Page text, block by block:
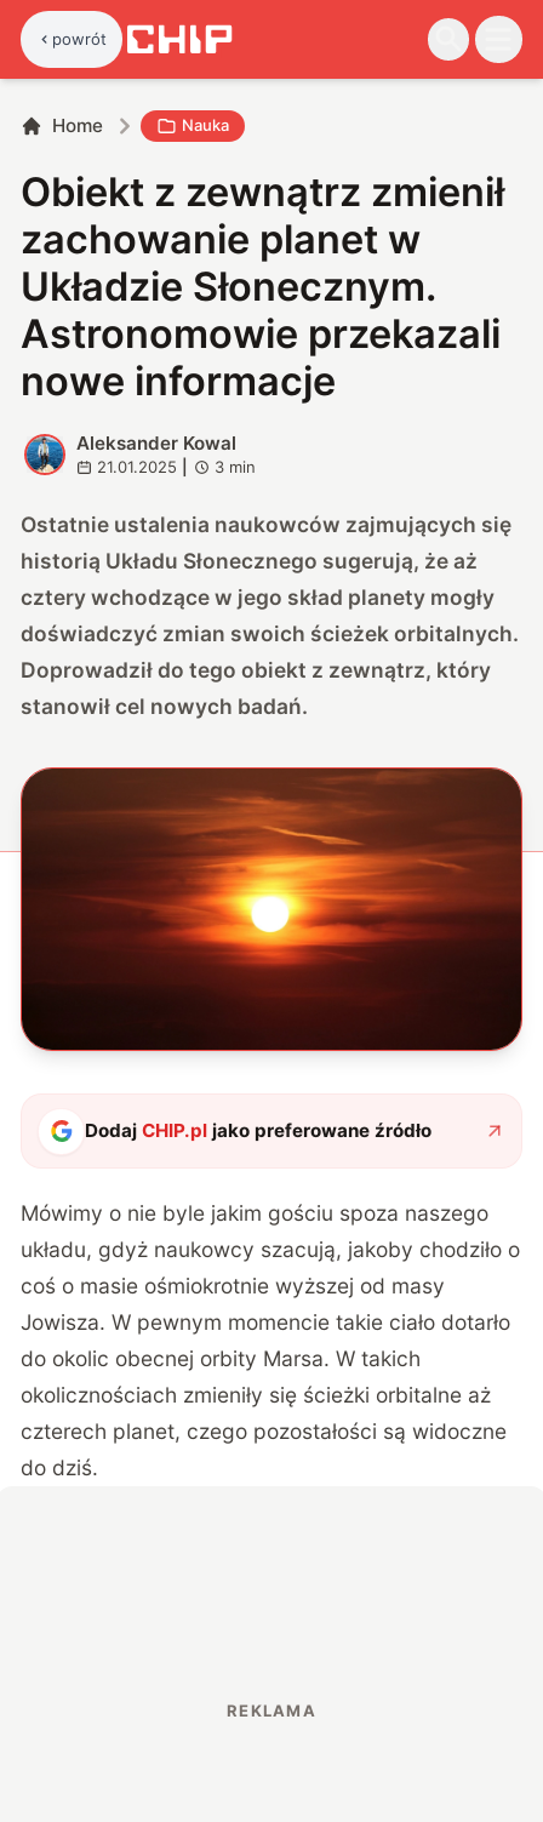
powrót
Home Nauka
Obiekt z zewnątrz zmienił
zachowanie planet w
Układzie Słonecznym.
Astronomowie przekazali
nowe informacje
A
Aleksander Kowal
21.01.2025 3 min
Ostatnie ustalenia naukowców zajmujących się
historią Układu Słonecznego sugerują, że aż
cztery wchodzące w jego skład planety mogły
doświadczyć zmian swoich ścieżek orbitalnych.
Doprowadził do tego obiekt z zewnątrz, który
stanowił cel nowych badań.
DodajCHIP.pl jako preferowane źródło
Mówimy o nie byle jakim gościu spoza naszego
układu, gdyż naukowcy szacują, jakoby chodziło o
coś o masie ośmiokrotnie wyższej od masy
Jowisza. W pewnym momencie takie ciało dotarło
do okolic obecnej orbity Marsa. W takich
okolicznościach zmieniły się ścieżki orbitalne aż
czterech planet, czego pozostałości są widoczne
do dziś.